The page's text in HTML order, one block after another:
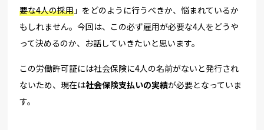
要な4人の採用 」をどのように行うべきか、悩まれているか
もしれません。今回は、この必ず雇用が必要な4人をどうや
って決めるのか、お話していきたいと思います。
この労働許可証には社会保険に4人の名前がないと発行され
ないため、現在は社会保険支払いの実績が必要となっていま
す。